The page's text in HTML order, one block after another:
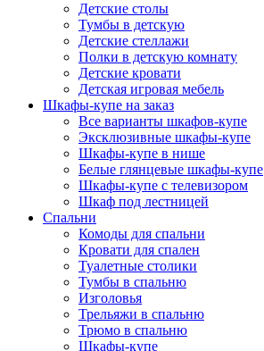
Детские столы
Тумбы в детскую
Детские стеллажи
Полки в детскую комнату
Детские кровати
Детская игровая мебель
Шкафы-купе на заказ
Все варианты шкафов-купе
Эксклюзивные шкафы-купе
Шкафы-купе в нише
Белые глянцевые шкафы-купе
Шкафы-купе с телевизором
Шкаф под лестницей
Спальни
Комоды для спальни
Кровати для спален
Туалетные столики
Тумбы в спальню
Изголовья
Трельяжи в спальню
Трюмо в спальню
Шкафы-купе